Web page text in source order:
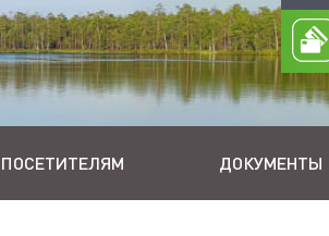
ПОСЕТИТЕЛЯМ ДОКУМЕНТЫ